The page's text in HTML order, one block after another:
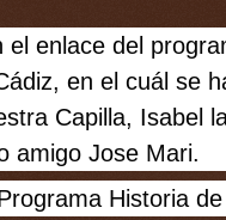
en el cuál se
Capilla, Isabel
amigo Jose Mari.
Historia